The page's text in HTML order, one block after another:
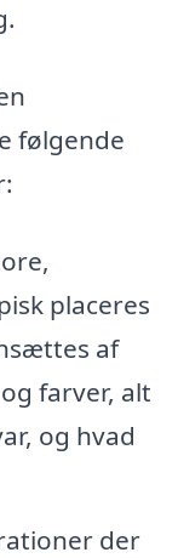
følgende
placeres
af
farver, alt
og hvad
der